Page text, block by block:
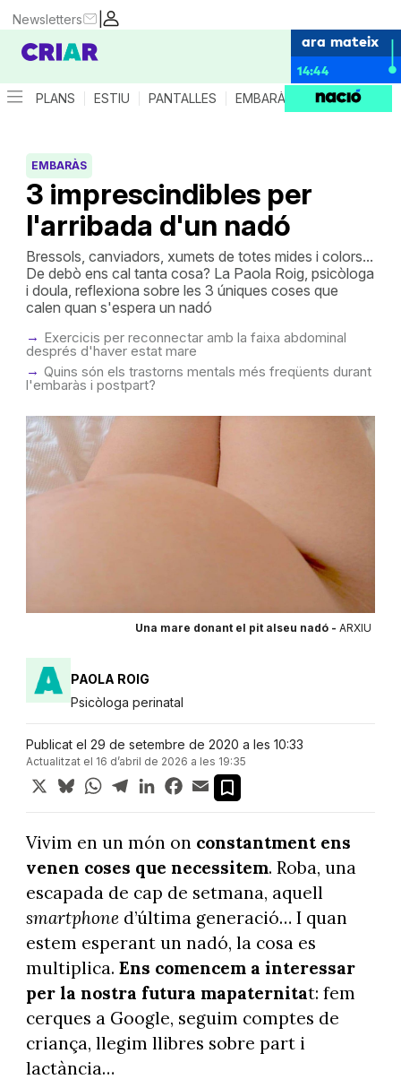
|
Newsletters
ara mateix
14:44
PLANS ESTIU PANTALLES EMBARÀS CRIANÇA
3 imprescindibles per
l'arribada d'un nadó
EMBARÀS
Bressols, canviadors, xumets de totes mides i colors...
De debò ens cal tanta cosa? La Paola Roig, psicòloga
i doula, reflexiona sobre les 3 úniques coses que
calen quan s'espera un nadó
Exercicis per reconnectar amb la faixa abdominal
després d'haver estat mare
Quins són els trastorns mentals més freqüents durant
l'embaràs i postpart?
Una mare donant el pit alseu nadó - ARXIU
PAOLA ROIG
Psicòloga perinatal
Publicat el 29 de setembre de 2020 a les 10:33
Actualitzat el 16 d’abril de 2026 a les 19:35
X BlueskyWhatsApp
TelegramLinkedInFacebook
Email
Vivim en un món on constantment ens
venen coses que necessitem. Roba, una
escapada de cap de setmana, aquell
smartphoned’última generació… I quan
estem esperant un nadó, la cosa es
multiplica. Ens comencem a interessar
per la nostra futura mapaternitat: fem
cerques a Google, seguim comptes de
criança, llegim llibres sobre part i
lactància…